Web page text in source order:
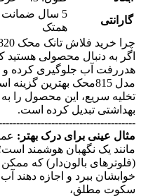
گارانتی
همتک
چرا خرید فلاش تانک محک 820 پیشنهاد می‌شود؟
اگر به دنبال محصولی هستید
هدررفت آب جلوگیری کرده و
تخلیه سریع، این محصول را
بهداشتی تبدیل کرده است.
مثال عینی برای درک بهتر:
مانند یک نگهبان هوشمند
(فلوترهای بالون‌دار) که
خوابشان ببرد و اجازه دهند
سکوت مطلق،